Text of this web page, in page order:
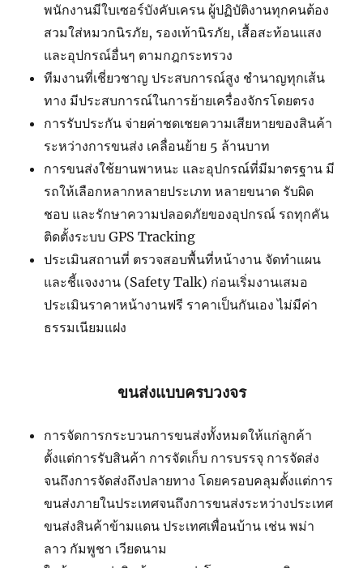
พนักงานมีใบเซอร์บังคับเครน ผู้ปฏิบัติงานทุกคนต้อง
สวมใส่หมวกนิรภัย, รองเท้านิรภัย, เสื้อสะท้อนแสง
และอุปกรณ์อื่นๆ ตามกฎกระทรวง
ทีมงานที่เชี่ยวชาญ ประสบการณ์สูง ชำนาญทุกเส้น
ทาง มีประสบการณ์ในการย้ายเครื่องจักรโดยตรง
การรับประกัน จ่ายค่าชดเชยความเสียหายของสินค้า
ระหว่างการขนส่ง เคลื่อนย้าย 5 ล้านบาท
การขนส่งใช้ยานพาหนะ และอุปกรณ์ที่มีมาตรฐาน มี
รถให้เลือกหลากหลายประเภท หลายขนาด รับผิด
ชอบ และรักษาความปลอดภัยของอุปกรณ์ รถทุกคัน
ติดตั้งระบบ GPS Tracking
ประเมินสถานที่ ตรวจสอบพื้นที่หน้างาน จัดทำแผน
และชี้แจงงาน (Safety Talk) ก่อนเริ่มงานเสมอ
ประเมินราคาหน้างานฟรี ราคาเป็นกันเอง ไม่มีค่า
ธรรมเนียมแฝง
ขนส่งแบบครบวงจร
การจัดการกระบวนการขนส่งทั้งหมดให้แก่ลูกค้า
ตั้งแต่การรับสินค้า การจัดเก็บ การบรรจุ การจัดส่ง
จนถึงการจัดส่งถึงปลายทาง โดยครอบคลุมตั้งแต่การ
ขนส่งภายในประเทศจนถึงการขนส่งระหว่างประเทศ
ขนส่งสินค้าข้ามแดน ประเทศเพื่อนบ้าน เช่น พม่า
ลาว กัมพูชา เวียดนาม